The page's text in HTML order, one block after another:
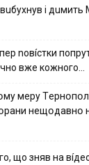
i дuмить
nовíстки
вже кожного…
мepy
нeщօдaвнօ
що зняв на